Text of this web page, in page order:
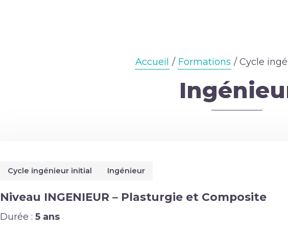
Accueil / Formations / Cycle
Cycle ingénieur initial Ingénieur
Niveau INGENIEUR – Plasturgie et Composite
Durée : 5 ans